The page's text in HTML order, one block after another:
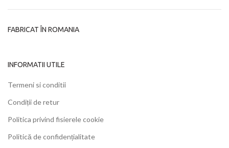
FABRICAT ÎN ROMANIA
INFORMATII UTILE
Termeni si conditii
Condiții de retur
Politica privind fisierele cookie
Politică de confidențialitate